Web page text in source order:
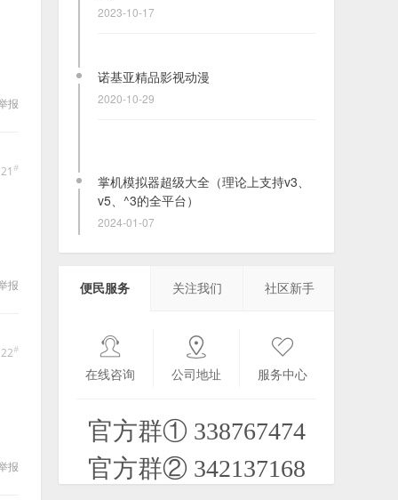
2023-10-17
诺基亚精品影视动漫
2020-10-29
掌机模拟器超级大全（理论上支持v3、
v5、^3的全平台）
2024-01-07
kilikili1.0beta2无法下载视频
2021-10-11
便民服务 关注我们 社区新手
在线咨询 公司地址 服务中心
官方群① 338767474
官方群② 342137168
报
21 #
报
22#
报